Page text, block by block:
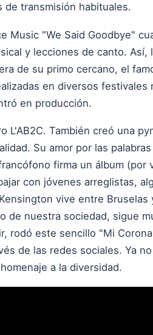
de transmisión habituales.
Music "We Said Goodbye"
y lecciones de canto.
de su primo cercano, el
en diversos festivales
en producción.
L'AB2C. También creó una
Su amor por las
firma un álbum
con jóvenes arreglistas,
vive entre
de nuestra sociedad, sigue
rodó este sencillo "Mi
de las redes sociales. Ya
a la diversidad.